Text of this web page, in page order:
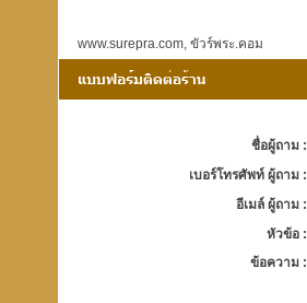
www.surepra.com ขัวร์พระ.คอม
ชื่อผู้ถาม :
เบอร์โทรศัพท์ ผู้ถาม :
อีเมล์ ผู้ถาม :
หัวข้อ :
ข้อความ :